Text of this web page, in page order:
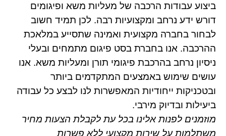
ביצוע עבודות הרכבה של מעליות משא ופיגומים
דורש ידע נרחב ומקצועיות רבה. לכן תמיד חשוב
לבחור בחברה מקצועית ואמינה שתסייע במלאכת
ההרכבה. אנו בחברת בסט פיגום מתמחים ובעלי
ניסיון נרחב בהרכבת פיגומי תורן ומעליות משא. אנו
עושים שימוש באמצעים המתקדמים ביותר
ובטכניקות ייחודיות המאפשרות לנו לבצע כל עבודה
ביעילות ובדיוק מירבי.
מוזמנים לפנות אלינו בכל עת לקבלת הצעות מחיר
משתלמות על שירות מקצועי ללא פשרות